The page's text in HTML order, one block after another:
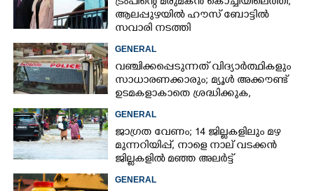
ആലപ്പുഴയിൽ ഹൗസ് ബോട്ടിൽ
സവാരി നടത്തി
GENERAL
വഞ്ചിക്കപ്പെടുന്നത് വിദ്യാർത്ഥികളും
സാധാരണക്കാരും; മ്യൂൾ അക്കൗണ്ട്
ഉടമകളാകാതെ ശ്രദ്ധിക്കുക,
നിർദ്ദേശങ്ങളുമായി പൊലീസ്
GENERAL
ജാഗ്രത വേണം; 14 ജില്ലകളിലും മഴ
മുന്നറിയിപ്പ്, നാളെ നാല് വടക്കൻ
ജില്ലകളിൽ മഞ്ഞ അലർട്ട്
GENERAL